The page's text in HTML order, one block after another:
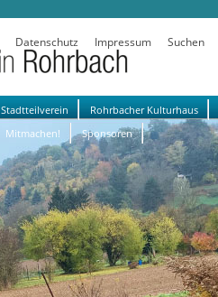
Datenschutz Impressum Suchen
Stadtteilverein
Rohrbacher Kulturhaus
Mitmachen! Sponsoren